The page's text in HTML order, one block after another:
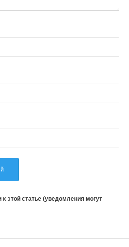
этой статье (уведомления могут